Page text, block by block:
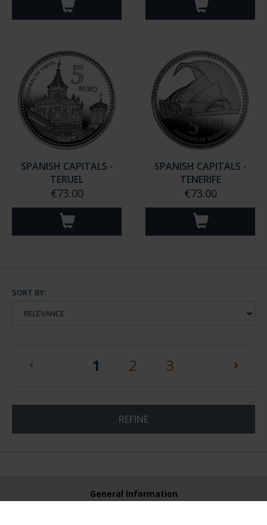
SPANISH CAPITALS -
TERUEL
€73.00
SPANISH CAPITALS -
TENERIFE
€73.00
SORT BY:
1 (current)
2 3
REFINE
General Information